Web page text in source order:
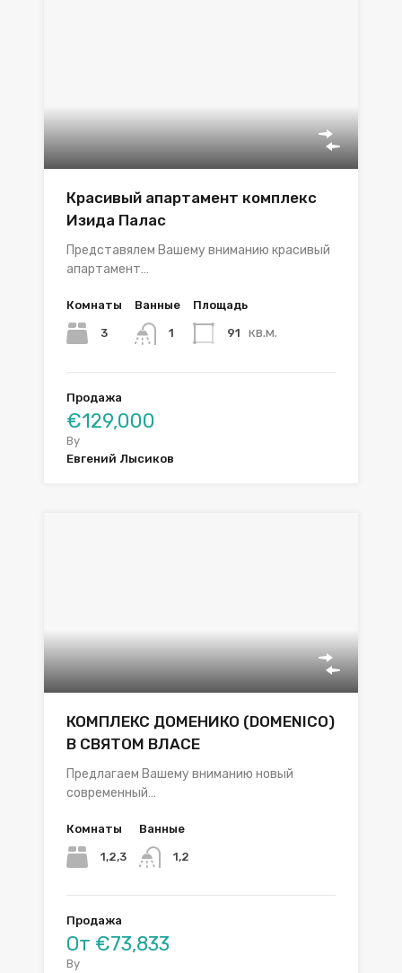
Красивый апартамент комплекс
Изида Палас
Представялем Вашему вниманию красивый
апартамент…
Комнаты
3
Ванные
1
Площадь
91 кв.м.
Продажа
€129,000
By
Евгений Лысиков
КОМПЛЕКС ДОМЕНИКО (DOMENICO)
В СВЯТОМ ВЛАСЕ
Предлагаем Вашему вниманию новый
современный…
Комнаты
1,2,3
Ванные
1,2
Продажа
От €73,833
By